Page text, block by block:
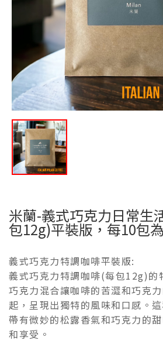
米蘭-義式巧克力日常生
包12g)平裝版，每10包
義式巧克力特調咖啡平裝版:
義式巧克力特調咖啡(每包12g)的
巧克力混合讓咖啡的苦澀和巧克
起，呈現出獨特的風味和口感。
帶有微妙的松露香氣和巧克力的
和享受。